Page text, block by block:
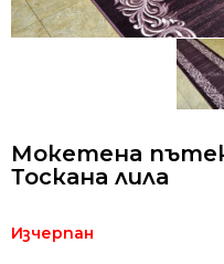
Мокетена
Тоскана лила
Изчерпан